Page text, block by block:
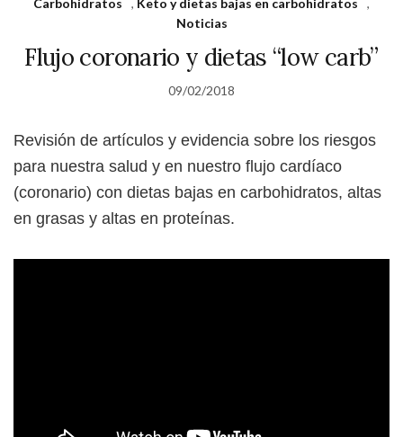
Carbohidratos , Keto y dietas bajas en carbohidratos
,
Noticias
Flujo coronario y dietas “low carb”
09/02/2018
Revisión de artículos y evidencia sobre los riesgos
para nuestra salud y en nuestro flujo cardíaco
(coronario) con dietas bajas en carbohidratos, altas
en grasas y altas en proteínas.